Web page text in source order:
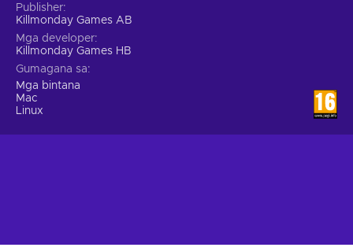
Publisher
Killmonday Games AB
Mga developer
Killmonday Games HB
Gumagana sa
Mga bintana
Mac
Linux